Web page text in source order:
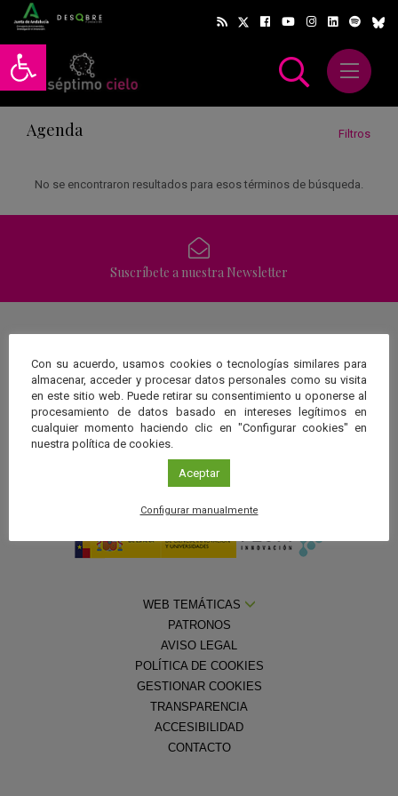
Abrir barra de herramientas
Abrir
Agenda Filtros
No se encontraron resultados para esos términos de búsqueda.
Suscríbete a nuestra Newsletter
Fundación Española para la Ciencia y la
Tecnología — Ministerio de Ciencia, Innovación y Universidades
WEB TEMÁTICAS
PATRONOS
AVISO LEGAL
POLÍTICA DE COOKIES
GESTIONAR COOKIES
TRANSPARENCIA
ACCESIBILIDAD
CONTACTO
Con su acuerdo, usamos cookies o tecnologías similares para
almacenar, acceder y procesar datos personales como su visita
en este sitio web. Puede retirar su consentimiento u oponerse al
procesamiento de datos basado en intereses legítimos en
cualquier momento haciendo clic en "Configurar cookies" en
nuestra política de cookies.
Aceptar
Configurar manualmente